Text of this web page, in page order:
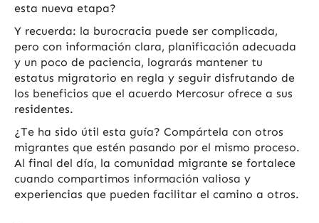
esta nueva etapa?
Y recuerda: la burocracia puede ser complicada,
pero con información clara, planificación adecuada
y un poco de paciencia, lograrás mantener tu
estatus migratorio en regla y seguir disfrutando de
los beneficios que el acuerdo Mercosur ofrece a sus
residentes.
¿Te ha sido útil esta guía? Compártela con otros
migrantes que estén pasando por el mismo proceso.
Al final del día, la comunidad migrante se fortalece
cuando compartimos información valiosa y
experiencias que pueden facilitar el camino a otros.